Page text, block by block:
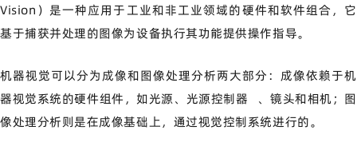
Vision）是一种应用于工业和非工业领域的硬件和软件组合，它
基于捕获并处理的图像为设备执行其功能提供操作指导。
机器视觉可以分为成像和图像处理分析两大部分：成像依赖于机
器视觉系统的硬件组件，如光源、 光源控制器
、镜头和相机；图
像处理分析则是在成像基础上，通过视觉控制系统进行的。